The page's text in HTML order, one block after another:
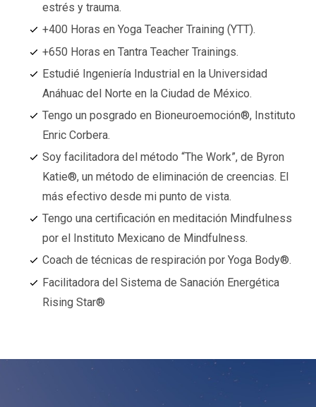
estrés y trauma.
+400 Horas en Yoga Teacher Training (YTT).
+650 Horas en Tantra Teacher Trainings.
Estudié Ingeniería Industrial en la Universidad
Anáhuac del Norte en la Ciudad de México.
Tengo un posgrado en Bioneuroemoción®️, Instituto
Enric Corbera.
Soy facilitadora del método “The Work”, de Byron
Katie®️, un método de eliminación de creencias. El
más efectivo desde mi punto de vista.
Tengo una certificación en meditación Mindfulness
por el Instituto Mexicano de Mindfulness.
Coach de técnicas de respiración por Yoga Body®️.
Facilitadora del Sistema de Sanación Energética
Rising Star®️